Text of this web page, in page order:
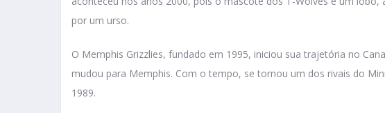
por um urso.
O Memphis Grizzlies, fundado em 1995, iniciou sua trajetória no
mudou para Memphis. Com o tempo, se tornou um dos rivais do
1989.